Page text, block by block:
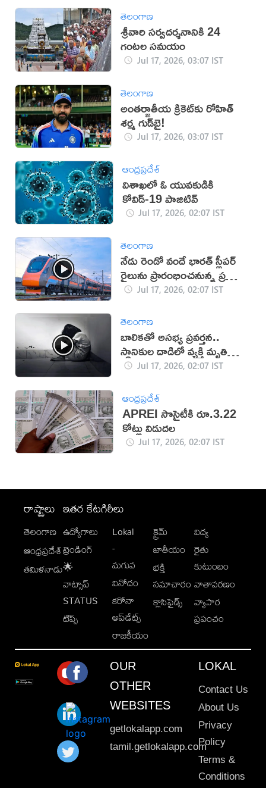
తెలంగాణ
శ్రీవారి సర్వదర్శనానికి 24
గంటల సమయం
Jul 17, 2026, 03:07 IST
తెలంగాణ
అంతర్జాతీయ క్రికెట్‌కు రోహిత్
శర్మ గుడ్‌బై!
Jul 17, 2026, 03:07 IST
ఆంధ్రప్రదేశ్
విశాఖలో ఓ యువకుడికి
కోవిడ్-19 పాజిటివ్‌
Jul 17, 2026, 02:07 IST
తెలంగాణ
నేడు రెండో వందే భారత్ స్లీపర్
రైలును ప్రారంభించనున్న ప్రధాని
(వీడియో)
Jul 17, 2026, 02:07 IST
తెలంగాణ
బాలికతో అసభ్య ప్రవర్తన..
స్థానికుల దాడిలో వ్యక్తి మృతి
(వీడియో)
Jul 17, 2026, 02:07 IST
ఆంధ్రప్రదేశ్
APREI సొసైటీకి రూ.3.22
కోట్లు విడుదల
Jul 17, 2026, 02:07 IST
రాష్ట్రాలు
తెలంగాణ
ఆంధ్రప్రదేశ్
తమిళనాడు
ఇతర కేటగిరీలు
ఉద్యోగాలు
ట్రెండింగ్
🌟
వాట్సాప్
STATUS
టిప్స్
Lokal
-
మగువ
వినోదం
కరోనా
అప్‌డేట్స్
రాజకీయం
క్రైమ్
జాతీయం
భక్తి
సమాచారం
క్లాసిఫైడ్స్
విద్య
రైతు
కుటుంబం
వాతావరణం
వ్యాపార
ప్రపంచం
OUR
OTHER
WEBSITES
getlokalapp.com
tamil.getlokalapp.com
LOKAL
Contact Us
About Us
Privacy
Policy
Terms &
Conditions